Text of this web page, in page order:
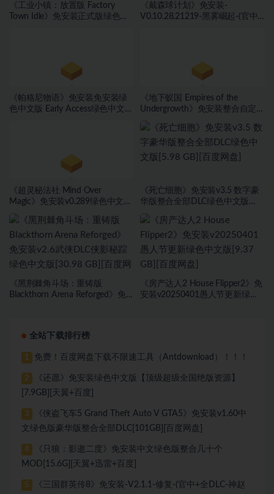
《工业小镇：放置版 Factory
Town Idle》免安装正式版绿色中
《戴森球计划》免安装-
V0.10.28.21219-黑雾崛起-(官中)
《帕格尼物语》免安装免安装绿
色中文版 Early Access绿色中文版
《地下蚁国 Empires of the
Undergrowth》免安装整合自定义
度网盘]
《超灵秘法社 Mind Over
Magic》免安装v0.289绿色中文版
《死亡细胞》免安装v3.5 数字豪
华版整合全部DLC绿色中文版
《黑荆棘角斗场：重铸版
Blackthorn Arena Reforged》免
《房产达人2 House Flipper2》免
安装v20250401愚人节更新绿色
全站下载排行榜
1 免费！百度网盘下载不限速工具（Antdownload）！！！
2
《还愿》免安装绿色中文版【顶级超级全国绝版资源】
[7.9GB][天翼+百度]
3
《侠盗飞车5 Grand Theft Auto V GTA5》免安装v1.60中
文绿色版豪华版整合全部DLC[101GB][百度网盘]
4
《只狼：影逝二度》免安装中文绿色版整合几十个
MOD[15.6G][天翼+迅雷+百度]
5
《三国群英传8》免安装-V2.1.1-修复-(官中+全DLC-神赵